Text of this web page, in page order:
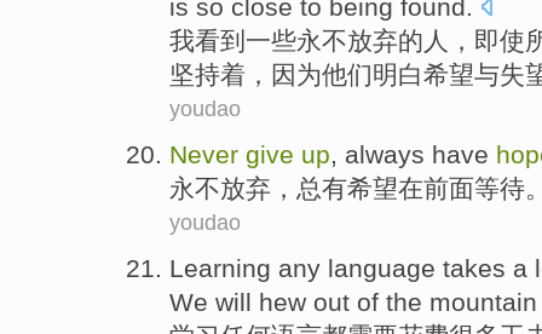
is so close to being found.
我看到 一些永不放弃的 人 ， 即使
坚持着，因为他们明白希望与失
youdao
Never give up, always have
永不放弃 ， 总有希望在前面等待
youdao
Learning any language takes a
We will hew out of the